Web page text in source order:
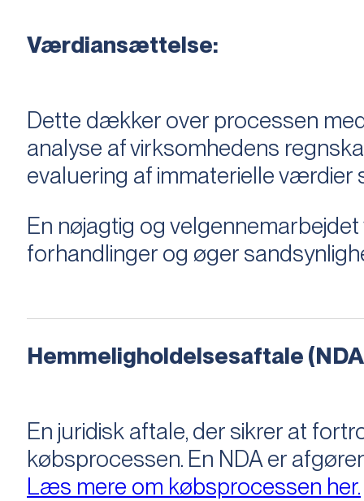
Værdiansættelse:
Dette dækker over processen
analyse af virksomhedens
evaluering af immaterielle
En nøjagtig og
forhandlinger og øger
Hemmeligholdelsesaftale
En juridisk aftale, der sikrer at
købsprocessen​​. En NDA er
Læs mere om købsprocessen her.